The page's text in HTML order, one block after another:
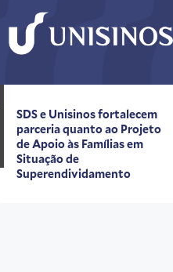
SDS e Unisinos fortalecem
parceria quanto ao Projeto
de Apoio às Famílias em
Situação de
Superendividamento